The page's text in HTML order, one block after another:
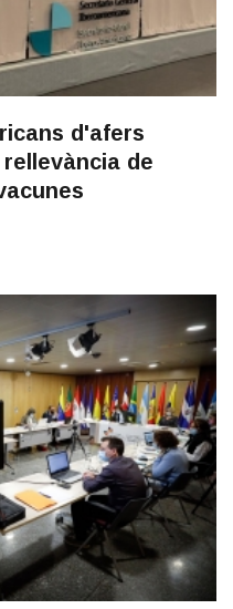
d'afers
de